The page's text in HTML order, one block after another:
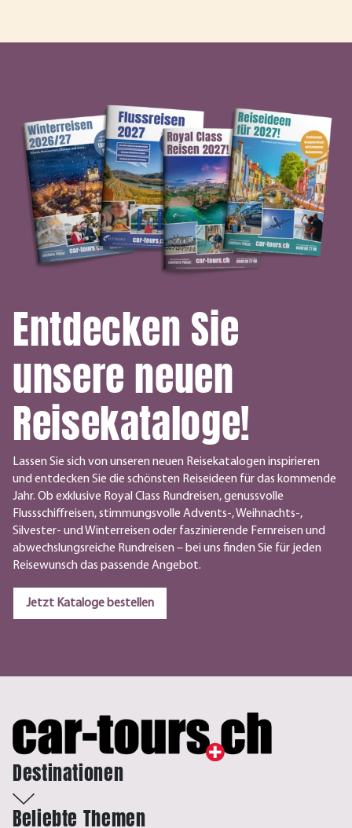
Entdecken Sie
unsere neuen
Reisekataloge!
Lassen Sie sich von unseren neuen Reisekatalogen inspirieren
und entdecken Sie die schönsten Reiseideen für das kommende
Jahr. Ob exklusive Royal Class Rundreisen, genussvolle
Flussschiffreisen, stimmungsvolle Advents-, Weihnachts-,
Silvester- und Winterreisen oder faszinierende Fernreisen und
abwechslungsreiche Rundreisen – bei uns finden Sie für jeden
Reisewunsch das passende Angebot.
Jetzt Kataloge bestellen
Destinationen
Beliebte Themen